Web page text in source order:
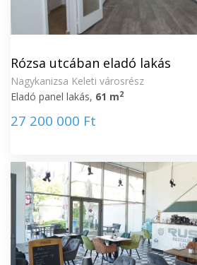
Rózsa utcában eladó lakás
Nagykanizsa Keleti városrész
Eladó panel lakás, 61 m2
27 200 000 Ft